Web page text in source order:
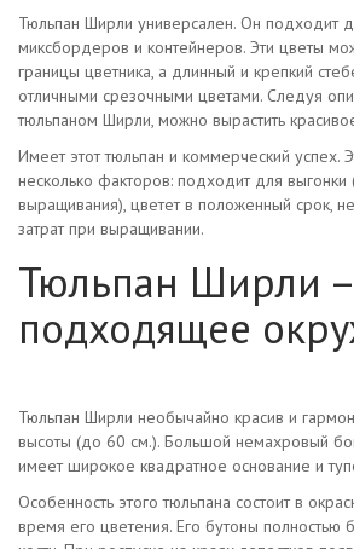
Тюльпан Ширли универсален. Он подходит
миксбордеров и контейнеров. Эти цветы
границы цветника, а длинный и крепкий
отличными срезочными цветами. Следуя
тюльпаном Ширли, можно вырастить
Имеет этот тюльпан и коммерческий успех.
несколько факторов: подходит для выгонки
выращивания), цветет в положенный срок,
затрат при выращивании.
Тюльпан Ширли
подходящее
Тюльпан Ширли необычайно красив и
высоты (до 60 см.). Большой немахровый
имеет широкое квадратное основание и
Особенность этого тюльпана состоит в
время его цветения. Его бутоны полностью